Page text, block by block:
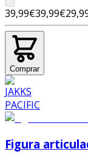
39,99€39,99€
Comprar
Figura